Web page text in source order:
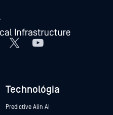
Technológia
Predictive Alin AI